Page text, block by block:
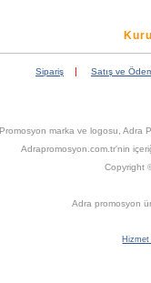
Sipariş | Satış ve
marka ve logosu, Adra
Adrapromosyon.com.tr'nin
Copyright
Adra promosyon
Hizmet